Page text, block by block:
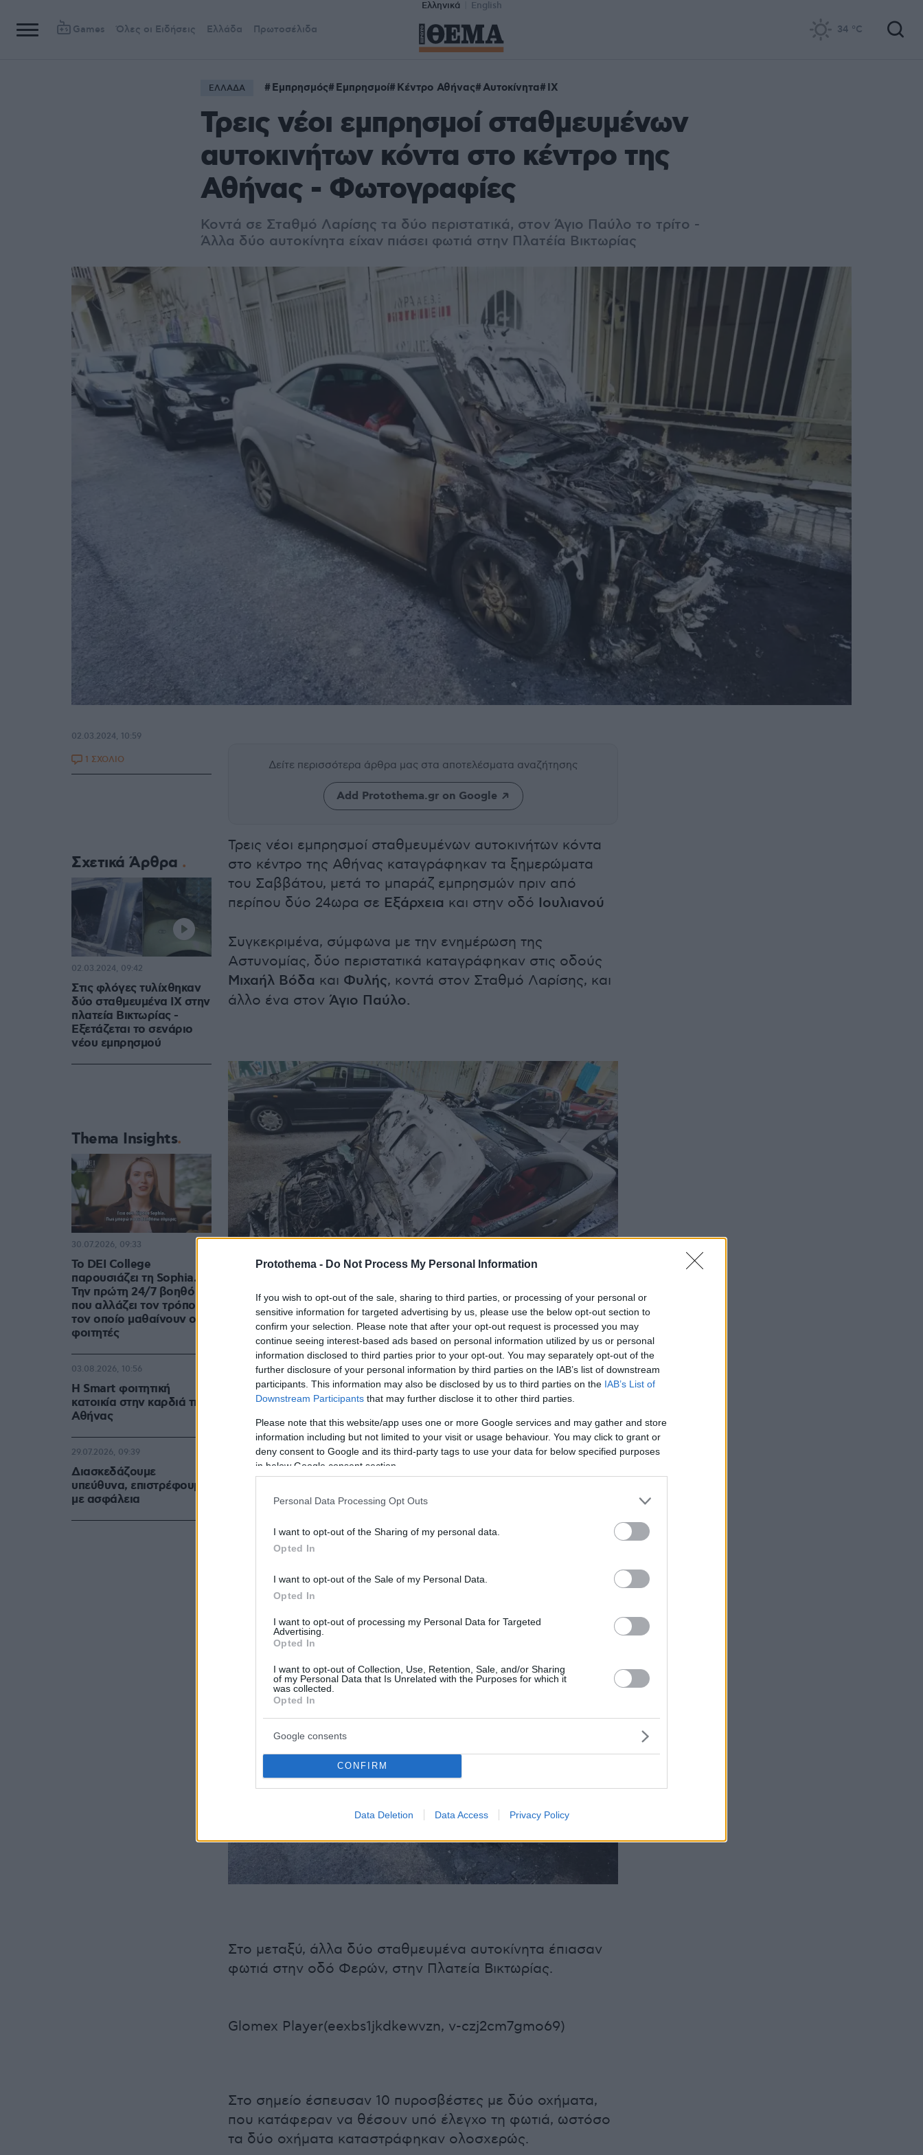
Protothema - Do Not Process My Personal Information
If you wish to opt-out of the sale, sharing to third parties, or processing of your personal or
sensitive information for targeted advertising by us, please use the below opt-out section to
confirm your selection. Please note that after your opt-out request is processed you may
continue seeing interest-based ads based on personal information utilized by us or personal
information disclosed to third parties prior to your opt-out. You may separately opt-out of the
further disclosure of your personal information by third parties on the IAB’s list of downstream
participants. This information may also be disclosed by us to third parties on the IAB’s List of
Downstream Participants that may further disclose it to other third parties.
Please note that this website/app uses one or more Google services and may gather and store
information including but not limited to your visit or usage behaviour. You may click to grant or
deny consent to Google and its third-party tags to use your data for below specified purposes
in below Google consent section.
Personal Data Processing Opt Outs
I want to opt-out of the Sharing of my personal data.
Opted In
I want to opt-out of the Sale of my Personal Data.
Opted In
I want to opt-out of processing my Personal Data for Targeted
Advertising.
Opted In
I want to opt-out of Collection, Use, Retention, Sale, and/or Sharing
of my Personal Data that Is Unrelated with the Purposes for which it
was collected.
Opted In
Google consents
CONFIRM
Data Deletion Data Access Privacy Policy
Ελληνικά English
Games Όλες οι Ειδήσεις Ελλάδα Πρωτοσέλιδα 34 °C
ΕΛΛΑΔΑ Εμπρησμός Εμπρησμοί Κέντρο Αθήνας Αυτοκίνητα ΙΧ
Τρεις νέοι εμπρησμοί σταθμευμένων
αυτοκινήτων κόντα στο κέντρο της
Αθήνας - Φωτογραφίες
Κοντά σε Σταθμό Λαρίσης τα δύο περιστατικά, στον Άγιο Παύλο το τρίτο -
Άλλα δύο αυτοκίνητα είχαν πιάσει φωτιά στην Πλατέία Βικτωρίας
Δείτε περισσότερα άρθρα μας στα αποτελέσματα αναζήτησης
Add Protothema.gr on Google
Τρεις νέοι εμπρησμοί σταθμευμένων αυτοκινήτων κόντα
στο κέντρο της Αθήνας καταγράφηκαν τα ξημερώματα
του Σαββάτου, μετά το μπαράζ εμπρησμών πριν από
περίπου δύο 24ωρα σε Εξάρχεια και στην οδό Ιουλιανού
Συγκεκριμένα, σύμφωνα με την ενημέρωση της
Αστυνομίας, δύο περιστατικά καταγράφηκαν στις οδούς
Μιχαήλ Βόδα και Φυλής, κοντά στον Σταθμό Λαρίσης, και
άλλο ένα στον Άγιο Παύλο.
Στο μεταξύ, άλλα δύο σταθμευμένα αυτοκίνητα έπιασαν
φωτιά στην οδό Φερών, στην Πλατεία Βικτωρίας.
Glomex Player(eexbs1jkdkewvzn, v-czj2cm7gmo69)
Στο σημείο έσπευσαν 10 πυροσβέστες με δύο οχήματα,
που κατάφεραν να θέσουν υπό έλεγχο τη φωτιά, ωστόσο
τα δύο οχήματα καταστράφηκαν ολοσχερώς.
02.03.2024, 10:59
1 ΣΧΟΛΙΟ
Σχετικά Άρθρα
Στις φλόγες τυλίχθηκαν
δύο σταθμευμένα ΙΧ στην
πλατεία Βικτωρίας -
Εξετάζεται το σενάριο
νέου εμπρησμού
02.03.2024, 09:42
Thema Insights
Το DEI College
παρουσιάζει τη Sophia.
Την πρώτη 24/7 βοηθό AI
που αλλάζει τον τρόπο με
τον οποίο μαθαίνουν οι
φοιτητές
30.07.2026, 09:33
Η Smart φοιτητική
κατοικία στην καρδιά της
Αθήνας
03.08.2026, 10:56
Διασκεδάζουμε
υπεύθυνα, επιστρέφουμε
με ασφάλεια
29.07.2026, 09:39